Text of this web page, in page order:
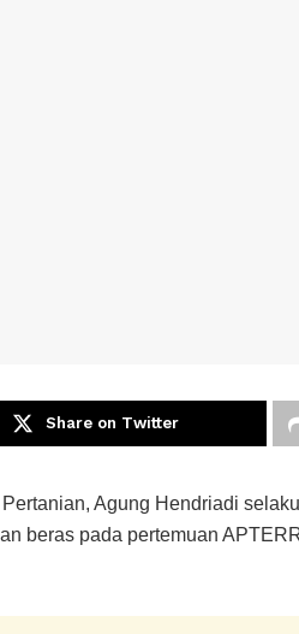
Share on Twitter
Agung Hendriadi selaku
beras pada pertemuan